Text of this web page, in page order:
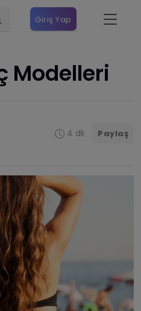
Giriş Yap
Modelleri
4 dk Paylaş